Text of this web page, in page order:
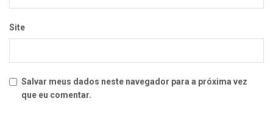
Site
Salvar meus dados neste navegador para a próxima vez
que eu comentar.